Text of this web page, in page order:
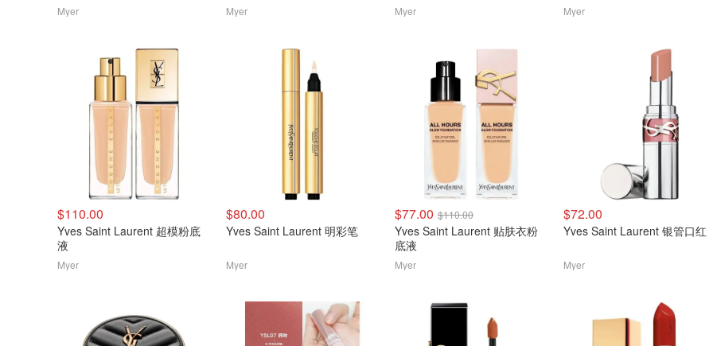
Myer Myer Myer Myer
$110.00
Yves Saint Laurent 超模粉底
液
Myer
$80.00
Yves Saint Laurent 明彩笔
Myer
$77.00 $110.00
Yves Saint Laurent 贴肤衣粉
底液
Myer
$72.00
Yves Saint Laurent 银管口红
Myer